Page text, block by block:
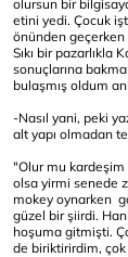
olursun bir
etini yedi. Çocuk
önünden geçerken
Sıkı bir pazarlıkla
sonuçlarına
bulaşmış oldum
-Nasıl yani, peki
alt yapı olmadan
"Olur mu kardeşim
olsa yirmi senede
mokey oynarken
güzel bir şiirdi.
hoşuma gitmişti.
de biriktirirdim,